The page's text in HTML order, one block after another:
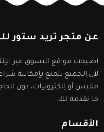
عن متجر تريد ستور
أصبحت مواقع التسوق عبر
لأن الجميع يتمتع بإمكانية
ملابس أو إلكترونيات، دون
ما نقدمه لك..
الأقسام